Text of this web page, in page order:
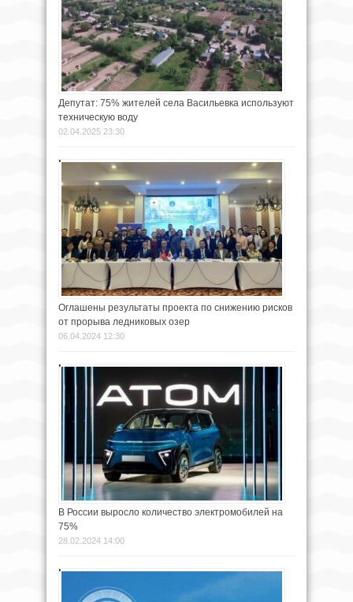
Депутат: 75% жителей села Васильевка используют
техническую воду
02.04.2025 23:30
Оглашены результаты проекта по снижению рисков
от прорыва ледниковых озер
06.04.2024 12:30
В России выросло количество электромобилей на
75%
28.02.2024 14:00